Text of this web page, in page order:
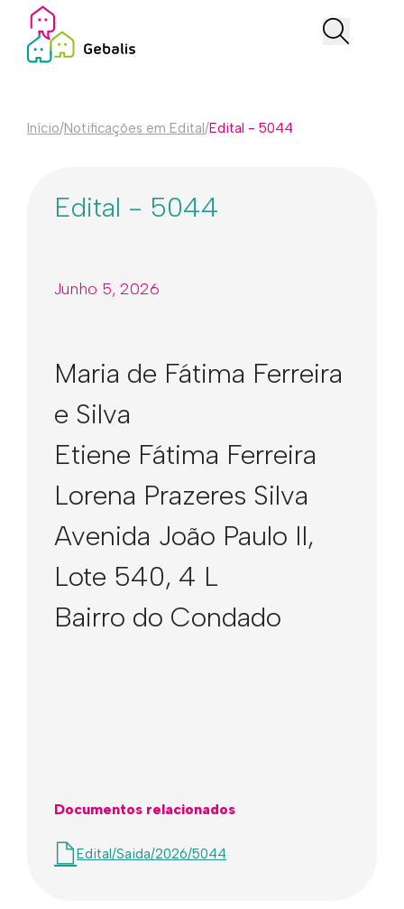
Início/Notificações em Edital/Edital - 5044
Edital - 5044
Junho 5, 2026
Maria de Fátima Ferreira
e Silva
Etiene Fátima Ferreira
Lorena Prazeres Silva
Avenida João Paulo II,
Lote 540, 4 L
Bairro do Condado
Documentos relacionados
Edital/Saida/2026/5044